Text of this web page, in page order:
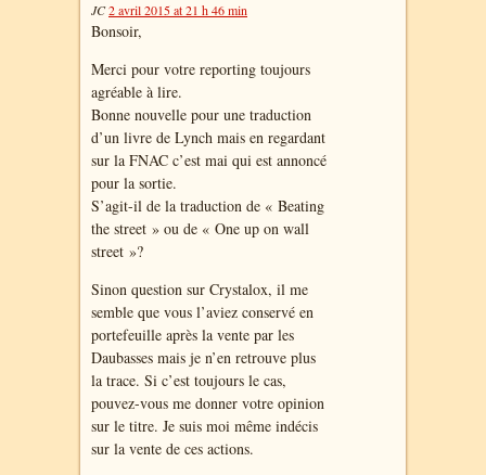
JC2 avril 2015 at 21 h 46 min
Bonsoir,
Merci pour votre reporting toujours
agréable à lire.
Bonne nouvelle pour une traduction
d’un livre de Lynch mais en regardant
sur la FNAC c’est mai qui est annoncé
pour la sortie.
S’agit-il de la traduction de « Beating
the street » ou de « One up on wall
street »?
Sinon question sur Crystalox, il me
semble que vous l’aviez conservé en
portefeuille après la vente par les
Daubasses mais je n’en retrouve plus
la trace. Si c’est toujours le cas,
pouvez-vous me donner votre opinion
sur le titre. Je suis moi même indécis
sur la vente de ces actions.